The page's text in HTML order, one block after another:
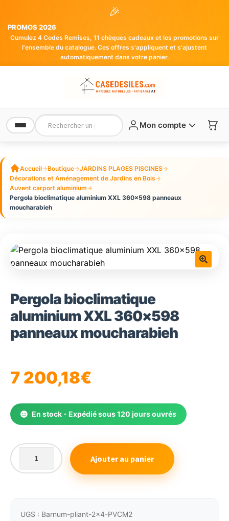
🎉
PROMOS 2026
Cumulez 4 Codes Remises, 11 chèques cadeaux et les promotions sur
l'ensemble du catalogue. Ces offres s'appliquent et s'ajustent
automatiquement dans votre panier.
Mon compte
Accueil→Boutique→JARDINS PLAGES PISCINES→
Décorations et Aménagement de Jardins en Bois→
Auvent carport aluminium→
Pergola bioclimatique aluminium XXL 360×598 panneaux
moucharabieh
Pergola bioclimatique
aluminium XXL 360×598
panneaux moucharabieh
7 200,18€
En stock - Expédié sous 120 jours ouvrés
quantité
de
aluminium
Ajouter au panier
UGS : Barnum-pliant-2x4-PVCM2